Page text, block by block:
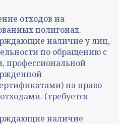
отходов на
полигонах.
наличие у лиц,
по обращению с
профессиональной
на право
(требуется
наличие